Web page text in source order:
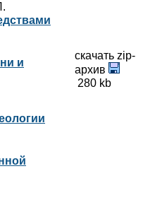
и
скачать zip-
архив
280 kb